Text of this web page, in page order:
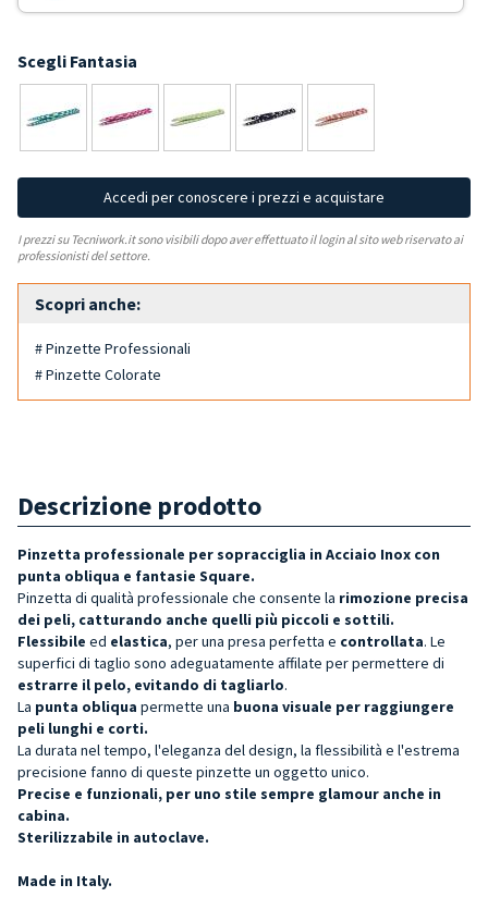
Scegli Fantasia
Accedi per conoscere i prezzi e acquistare
I prezzi su Tecniwork.it sono visibili dopo aver effettuato il login al sito web riservato ai
professionisti del settore.
Scopri anche:
# Pinzette Professionali
# Pinzette Colorate
Descrizione prodotto
Pinzetta professionale per sopracciglia in Acciaio Inox con
punta obliqua e fantasie Square.
Pinzetta di qualità professionale che consente la rimozione precisa
dei peli, catturando anche quelli più piccoli e sottili.
Flessibile ed elastica, per una presa perfetta e controllata. Le
superfici di taglio sono adeguatamente affilate per permettere di
estrarre il pelo, evitando di tagliarlo.
La punta obliqua permette una buona visuale per raggiungere
peli lunghi e corti.
La durata nel tempo, l'eleganza del design, la flessibilità e l'estrema
precisione fanno di queste pinzette un oggetto unico.
Precise e funzionali, per uno stile sempre glamour anche in
cabina.
Sterilizzabile in autoclave.
Made in Italy.